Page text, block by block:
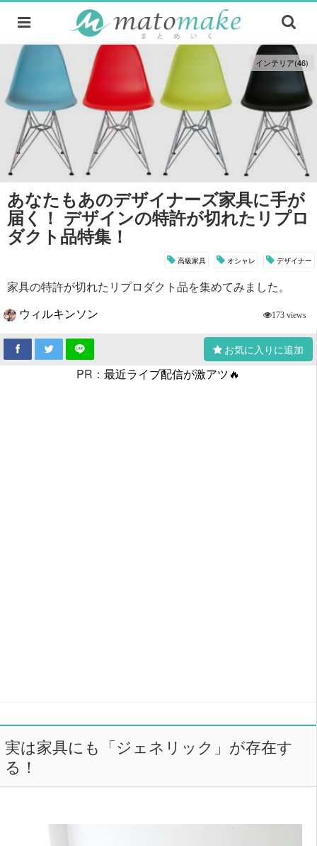
インテリア(46)
あなたもあのデザイナーズ家具に手が
届く！ デザインの特許が切れたリプロ
ダクト品特集！
高級家具 オシャレ デザイナー
家具の特許が切れたリプロダクト品を集めてみました。
ウィルキンソン
173 views
お気に入りに追加
PR： 最近ライブ配信が激アツ🔥
実は家具にも「ジェネリック」が存在す
る！